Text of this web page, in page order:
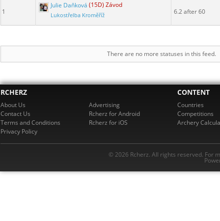
1
Julie Daňková (15D) Závod
Lukostřelba Kroměříž 6.2 after 60
There are no more statuses in this feed.
RCHERZ
About Us
Contact Us
Terms and Conditions
Privacy Policy
Advertising
Rcherz for Android
Rcherz for iOS
CONTENT
Countries
Competitions
Archery
© 2026 Rcherz. All rights reserved. For